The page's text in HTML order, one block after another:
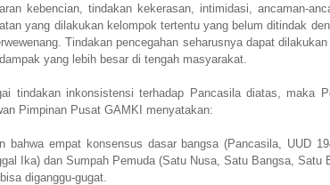
kebencian, tindakan kekerasan, intimidasi, ancaman-
yang dilakukan kelompok tertentu yang belum ditindak
Tindakan pencegahan seharusnya dapat
yang lebih besar di tengah masyarakat.
tindakan inkonsistensi terhadap Pancasila diatas, maka
Pimpinan Pusat GAMKI menyatakan:
bahwa empat konsensus dasar bangsa (Pancasila, UUD
Ika) dan Sumpah Pemuda (Satu Nusa, Satu Bangsa, Satu
diganggu-gugat.